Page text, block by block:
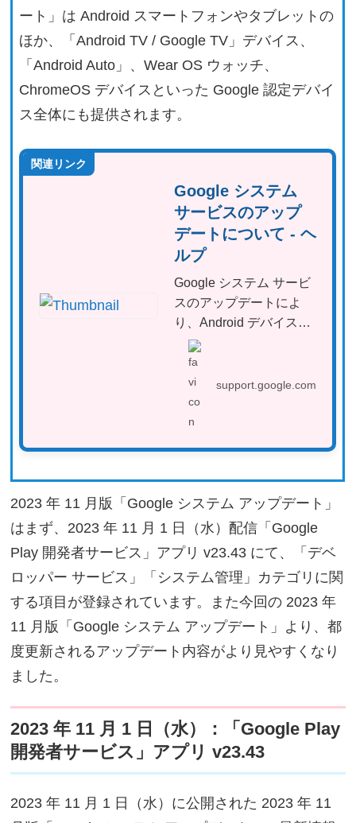
ート」は Android スマートフォンやタブレットの
ほか、「Android TV / Google TV」デバイス、
「Android Auto」、Wear OS ウォッチ、
ChromeOS デバイスといった Google 認定デバイ
ス全体にも提供されます。
関連リンク
Google システム
サービスのアップ
デートについて - ヘ
ルプ
Google システム サービ
スのアップデートによ
り、Android デバイスの
セキュリティと信頼性...
support.google.com
2023 年 11 月版「Google システム アップデート」
はまず、2023 年 11 月 1 日（水）配信「Google
Play 開発者サービス」アプリ v23.43 にて、「デベ
ロッパー サービス」「システム管理」カテゴリに関
する項目が登録されています。また今回の 2023 年
11 月版「Google システム アップデート」より、都
度更新されるアップデート内容がより見やすくなり
ました。
2023 年 11 月 1 日（水）：「Google Play
開発者サービス」アプリ v23.43
2023 年 11 月 1 日（水）に公開された 2023 年 11